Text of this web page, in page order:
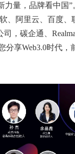
力量，品牌看中国
、阿里云、百度
，碳企通、
享Web3.0时代